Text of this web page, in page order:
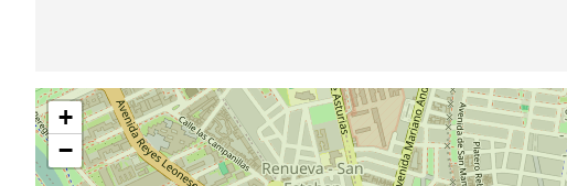
Saltar
mapa
+
−